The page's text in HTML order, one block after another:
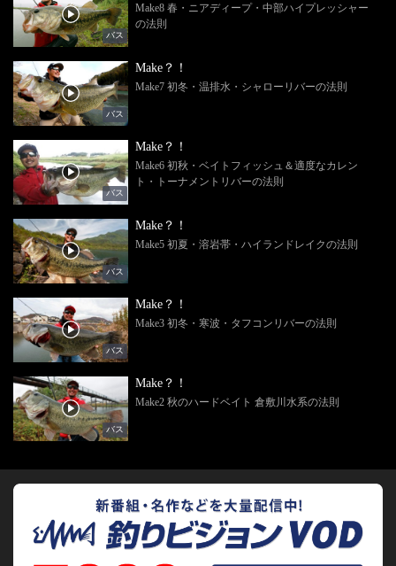
バス
Make8 春・ニアディープ・中部ハイプレッシャー
の法則
バス
Make？！
Make7 初冬・温排水・シャローリバーの法則
バス
Make？！
Make6 初秋・ベイトフィッシュ＆適度なカレン
ト・トーナメントリバーの法則
バス
Make？！
Make5 初夏・溶岩帯・ハイランドレイクの法則
バス
Make？！
Make3 初冬・寒波・タフコンリバーの法則
バス
Make？！
Make2 秋のハードベイト 倉敷川水系の法則